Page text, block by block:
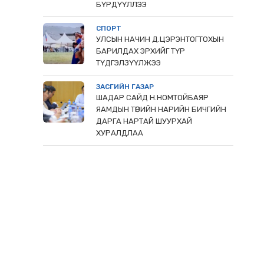
БҮРДҮҮЛЛЭЭ
СПОРТ
УЛСЫН НАЧИН Д.ЦЭРЭНТОГТОХЫН
БАРИЛДАХ ЭРХИЙГ ТҮР
ТҮДГЭЛЗҮҮЛЖЭЭ
ЗАСГИЙН ГАЗАР
ШАДАР САЙД Н.НОМТОЙБАЯР
ЯАМДЫН ТӨРИЙН НАРИЙН БИЧГИЙН
ДАРГА НАРТАЙ ШУУРХАЙ
ХУРАЛДЛАА